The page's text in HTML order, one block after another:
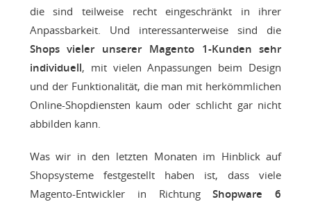
die sind teilweise recht eingeschränkt in ihrer
Anpassbarkeit. Und interessanterweise sind die
Shops vieler unserer Magento 1-Kunden sehr
individuell, mit vielen Anpassungen beim Design
und der Funktionalität, die man mit herkömmlichen
Online-Shopdiensten kaum oder schlicht gar nicht
abbilden kann.
Was wir in den letzten Monaten im Hinblick auf
Shopsysteme festgestellt haben ist, dass viele
Magento-Entwickler in RichtungShopware 6